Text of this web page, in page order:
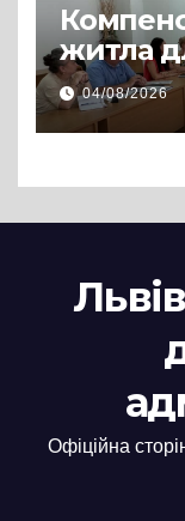
житла
нові
04/08/2026
Офіційна